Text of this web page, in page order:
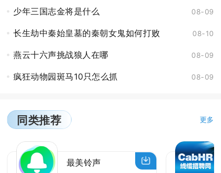
少年三国志金将是什么 08-09
长生劫中秦始皇墓的秦朝女鬼如何打败 08-10
燕云十六声挑战狼人在哪 08-09
疯狂动物园斑马10只怎么抓 08-09
同类推荐 更多
最美铃声